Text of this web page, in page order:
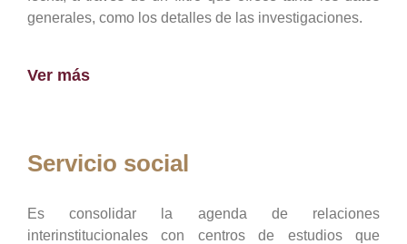
generales, como los detalles de las investigaciones.
Ver más
Servicio social
Es consolidar la agenda de relaciones
interinstitucionales con centros de estudios que